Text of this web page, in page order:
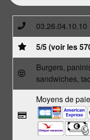
03.26.04.10.10
5/5 (voir les
Burgers,
sandwiches,
Moyens de